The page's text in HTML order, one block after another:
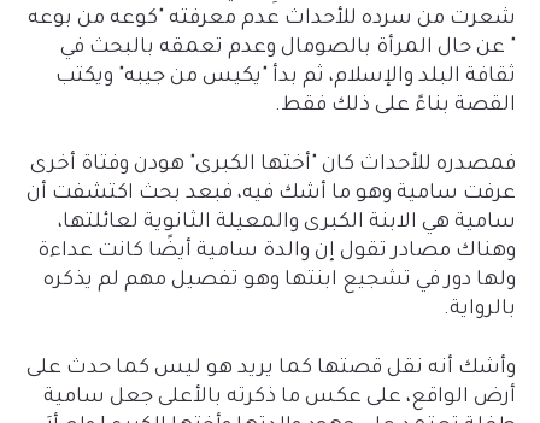
شعرت من سرده للأحداث عدم معرفته "كوعه من بوعه
" عن حال المرأة بالصومال وعدم تعمقه بالبحث في
ثقافة البلد والإسلام، ثم بدأ "يكيس من جيبه" ويكتب
القصة بناءً على ذلك فقط.
فمصدره للأحداث كان "أختها الكبرى" هودن وفتاة أخرى
عرفت سامية وهو ما أشك فيه، فبعد بحث اكتشفت أن
سامية هي الابنة الكبرى والمعيلة الثانوية لعائلتها،
وهناك مصادر تقول إن والدة سامية أيضًا كانت عداءة
ولها دور في تشجيع ابنتها وهو تفصيل مهم لم يذكره
بالرواية.
وأشك أنه نقل قصتها كما يريد هو ليس كما حدث على
أرض الواقع، على عكس ما ذكرته بالأعلى جعل سامية